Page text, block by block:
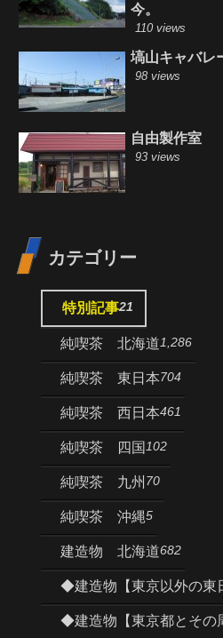
今。
110 views
塙山キャバレ
98 views
自由製作室
93 views
カテゴリー
特別記事21
純喫茶 北海道1,286
純喫茶 東日本704
純喫茶 西日本461
純喫茶 四国 102
純喫茶 九州 70
純喫茶 沖縄5
建造物 北海道682
◆建造物【東京以外の東
◆建造物【東京都とその